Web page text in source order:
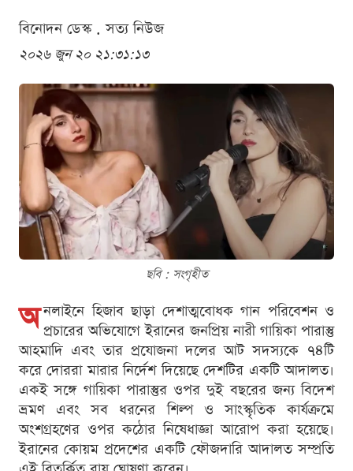
বিনোদন ডেস্ক . সত্য নিউজ
২০২৬ জুন ২০ ২১:৩১:১৩
ছবি : সংগৃহীত
অ নলাইনে হিজাব ছাড়া দেশাত্মবোধক গান পরিবেশন ও
প্রচারের অভিযোগে ইরানের জনপ্রিয় নারী গায়িকা পারাস্তু
আহমাদি এবং তার প্রযোজনা দলের আট সদস্যকে ৭৪টি
করে দোররা মারার নির্দেশ দিয়েছে দেশটির একটি আদালত।
একই সঙ্গে গায়িকা পারাস্তুর ওপর দুই বছরের জন্য বিদেশ
ভ্রমণ এবং সব ধরনের শিল্প ও সাংস্কৃতিক কার্যক্রমে
অংশগ্রহণের ওপর কঠোর নিষেধাজ্ঞা আরোপ করা হয়েছে।
ইরানের কোয়ম প্রদেশের একটি ফৌজদারি আদালত সম্প্রতি